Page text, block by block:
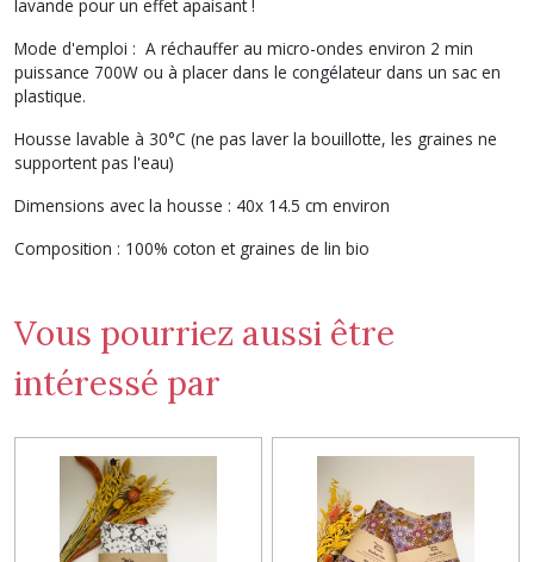
lavande pour un effet apaisant !
Mode d'emploi : A réchauffer au micro-ondes environ 2 min
puissance 700W ou à placer dans le congélateur dans un sac en
plastique.
Housse lavable à 30°C (ne pas laver la bouillotte, les graines ne
supportent pas l'eau)
Dimensions avec la housse : 40x 14.5 cm environ
Composition : 100% coton et graines de lin bio
Vous pourriez aussi être
intéressé par